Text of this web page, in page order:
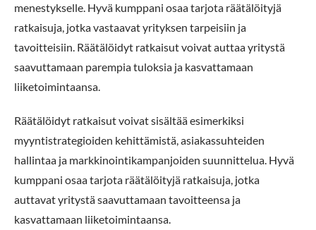
menestykselle. Hyvä kumppani osaa tarjota räätälöityjä
ratkaisuja, jotka vastaavat yrityksen tarpeisiin ja
tavoitteisiin. Räätälöidyt ratkaisut voivat auttaa yritystä
saavuttamaan parempia tuloksia ja kasvattamaan
liiketoimintaansa.
Räätälöidyt ratkaisut voivat sisältää esimerkiksi
myyntistrategioiden kehittämistä, asiakassuhteiden
hallintaa ja markkinointikampanjoiden suunnittelua. Hyvä
kumppani osaa tarjota räätälöityjä ratkaisuja, jotka
auttavat yritystä saavuttamaan tavoitteensa ja
kasvattamaan liiketoimintaansa.